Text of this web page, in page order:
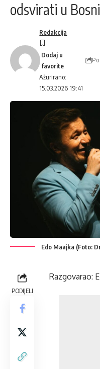
odsvirati u
Ažurirano:
15.03.2026 19:41
Redakcija
Edo Maajka (Foto:
PODIJELI
Razgovarao: